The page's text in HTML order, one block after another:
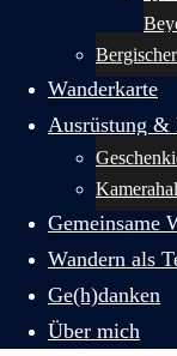
Wanderkarte
Ausrüstung &
Gemeinsame
Wandern als
Ge(h)danken
Über mich